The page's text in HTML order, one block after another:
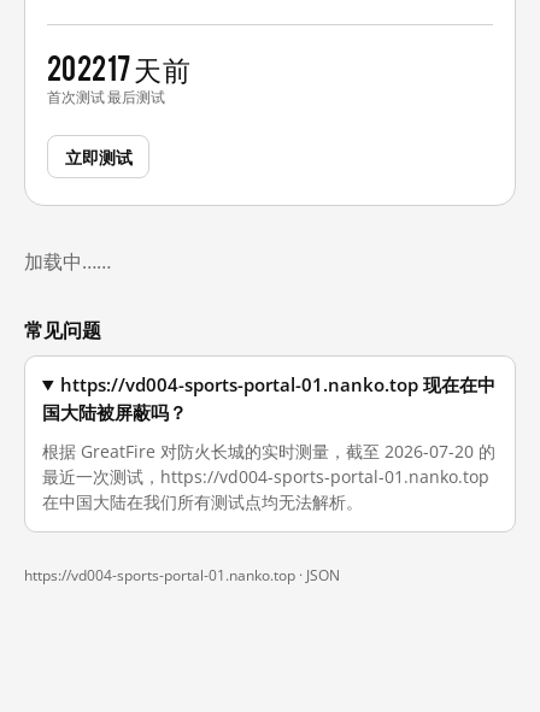
2022
首次测试
17 天前
最后测试
立即测试
加载中……
常见问题
https://vd004-sports-portal-01.nanko.top 现在在中
国大陆被屏蔽吗？
根据 GreatFire 对防火长城的实时测量，截至 2026-07-20 的
最近一次测试，https://vd004-sports-portal-01.nanko.top
在中国大陆在我们所有测试点均无法解析。
https://vd004-sports-portal-01.nanko.top · JSON